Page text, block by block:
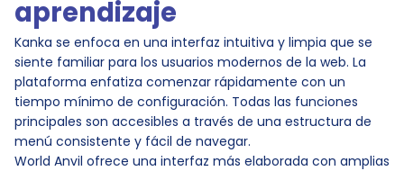
aprendizaje
Kanka se enfoca en una interfaz intuitiva y limpia que se
siente familiar para los usuarios modernos de la web. La
plataforma enfatiza comenzar rápidamente con un
tiempo mínimo de configuración. Todas las funciones
principales son accesibles a través de una estructura de
menú consistente y fácil de navegar.
World Anvil ofrece una interfaz más elaborada con amplias